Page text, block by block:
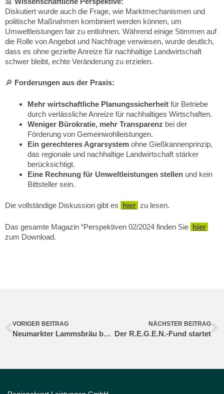
Diskutiert wurde auch die Frage, wie Marktmechanismen und
politische Maßnahmen kombiniert werden können, um
Umweltleistungen fair zu entlohnen. Während einige Stimmen auf
die Rolle von Angebot und Nachfrage verwiesen, wurde deutlich,
dass es ohne gezielte Anreize für nachhaltige Landwirtschaft
schwer bleibt, echte Veränderung zu erzielen.
🔎 Forderungen aus der Praxis:
Mehr wirtschaftliche Planungssicherheit für Betriebe
durch verlässliche Anreize für nachhaltiges Wirtschaften.
Weniger Bürokratie, mehr Transparenz bei der
Förderung von Gemeinwohlleistungen.
Ein gerechteres Agrarsystem ohne Gießkannenprinzip,
das regionale und nachhaltige Landwirtschaft stärker
berücksichtigt.
Eine Rechnung für Umweltleistungen stellen und kein
Bittsteller sein.
Die vollständige Diskussion gibt es hier zu lesen.
Das gesamte Magazin “Perspektiven 02/2024 finden Sie hier
zum Download.
VORIGER BEITRAG
Neumarkter Lammsbräu bezahlt Lieferanten Gemeinwohlprämie
NÄCHSTER BEITRAG
Der R.E.G.E.N.-Fund startet